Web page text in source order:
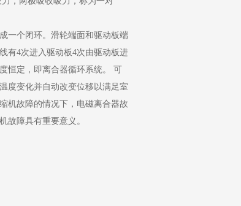
一个闭环。滑轮端面和驱动板端
有4次进入驱动板4次由驱动板进
恒定，即离合器循环系统。 可
度变化并自动改变位移以满足室
机故障的情况下，电磁离合器故
故障具有重要意义。